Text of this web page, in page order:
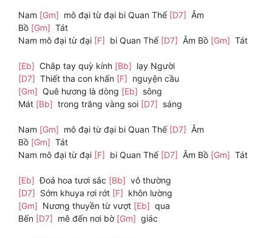
Nam [Gm] mô đại từ đại bi Quan Thế [D7] Âm
Bồ [Gm] Tát
Nam mô đại từ đại [F] bi Quan Thế [D7] Âm Bồ [Gm] Tát
[Eb] Chắp tay quỳ kính [Bb] lạy Người
[D7] Thiết tha con khấn [F] nguyện cầu
[Gm] Quê hương là dòng [Eb] sông
Mát [Bb] trong trăng vàng soi [D7] sáng
Nam [Gm] mô đại từ đại bi Quan Thế [D7] Âm
Bồ [Gm] Tát
Nam mô đại từ đại [F] bi Quan Thế [D7] Âm Bồ [Gm] Tát
[Eb] Đoá hoa tươi sắc [Bb] vô thường
[D7] Sớm khuya rơi rớt [F] khôn lường
[Gm] Nương thuyền từ vượt [Eb] qua
Bến [D7] mê đến nơi bờ [Gm] giác